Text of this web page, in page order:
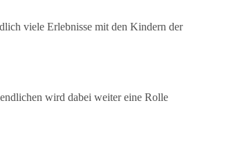
viele Erlebnisse mit den Kindern der
wird dabei weiter eine Rolle